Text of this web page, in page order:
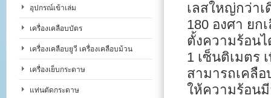
เลสใหญ่กว่า
180 องศา ยก
ตั้งความร้อน
1 เซ็นติเมตร
สามารถเคลือ
ให้ความร้อน
อุปกรณ์เข้าเล่ม
เครื่องเคลือบบัตร
เครื่องเคลือบยูวี เครื่องเคลือบม้วน
เครื่องเย็บกระดาษ
แท่นตัดกระดาษ